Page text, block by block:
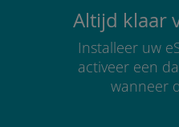
Altijd klaar
Installeer uw
activeer een
wanneer